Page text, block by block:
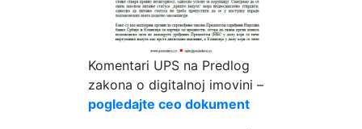
Komentari UPS na Predlog
zakona o digitalnoj imovini –
pogledajte ceo dokument